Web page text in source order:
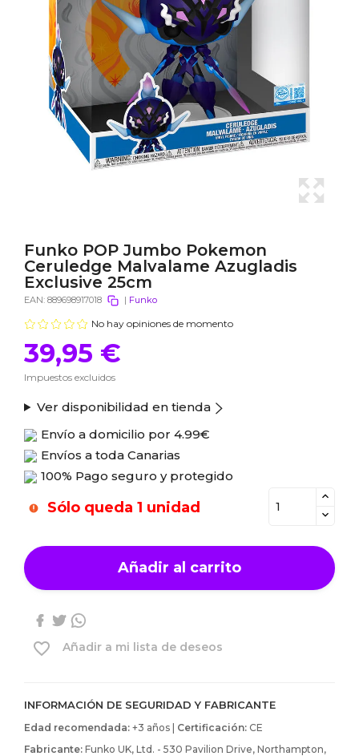
Funko POP Jumbo Pokemon
Ceruledge Malvalame Azugladis
Exclusive 25cm
EAN: 889698917018 | Funko
No hay opiniones de momento
39,95 €
Impuestos excluidos
Ver disponibilidad en tienda
Envío a domicilio por 4.99€
Envíos a toda Canarias
100% Pago seguro y protegido
Sólo queda 1 unidad
Añadir al carrito
favorite_border Añadir a mi lista de deseos
INFORMACIÓN DE SEGURIDAD Y FABRICANTE
Edad recomendada: +3 años | Certificación: CE
Fabricante: Funko UK, Ltd. - 530 Pavilion Drive, Northampton,